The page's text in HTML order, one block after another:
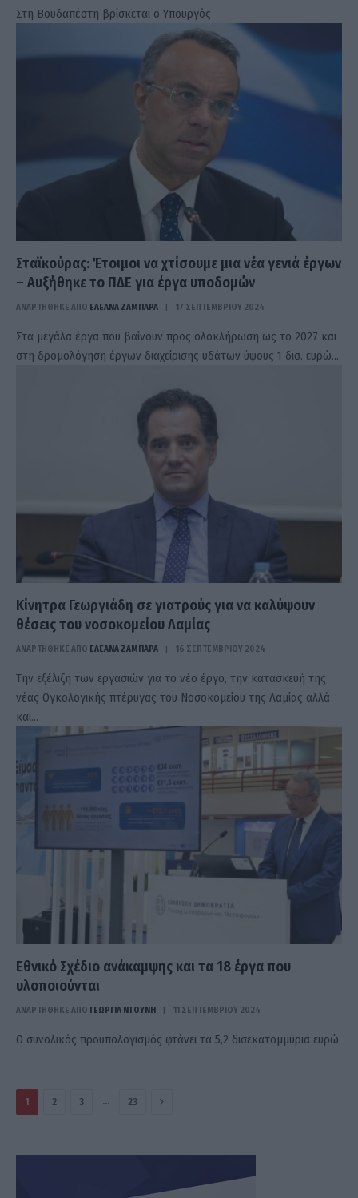
Στη Βουδαπέστη βρίσκεται ο Υπουργός
Σταϊκούρας: Έτοιμοι να χτίσουμε μια νέα γενιά έργων
– Αυξήθηκε το ΠΔΕ για έργα υποδομών
ΑΝΑΡΤΗΘΗΚΕ ΑΠΟ ΕΛΕΑΝΑ ΖΑΜΠΑΡΑ 17 ΣΕΠΤΕΜΒΡΊΟΥ 2024
Στα μεγάλα έργα που βαίνουν προς ολοκλήρωση ως το 2027 και
στη δρομολόγηση έργων διαχείρισης υδάτων ύψους 1 δισ. ευρώ…
Κίνητρα Γεωργιάδη σε γιατρούς για να καλύψουν
θέσεις του νοσοκομείου Λαμίας
ΑΝΑΡΤΗΘΗΚΕ ΑΠΟ ΕΛΕΑΝΑ ΖΑΜΠΑΡΑ 16 ΣΕΠΤΕΜΒΡΊΟΥ 2024
Την εξέλιξη των εργασιών για το νέο έργο, την κατασκευή της
νέας Ογκολογικής πτέρυγας του Νοσοκομείου της Λαμίας αλλά
και…
Εθνικό Σχέδιο ανάκαμψης και τα 18 έργα που
υλοποιούνται
ΑΝΑΡΤΗΘΗΚΕ ΑΠΟ ΓΕΩΡΓΊΑ ΝΤΟΎΝΗ 11 ΣΕΠΤΕΜΒΡΊΟΥ 2024
Ο συνολικός προϋπολογισμός φτάνει τα 5,2 δισεκατομμύρια ευρώ
1 2 3 … 23 Επόμενο